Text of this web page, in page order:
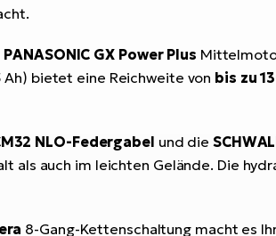
PANASONIC GX Power Plus
Ah) bietet eine Reichweite von bis zu
NLO-Federgabel und die
als auch im leichten Gelände. Die
8-Gang-Kettenschaltung macht es